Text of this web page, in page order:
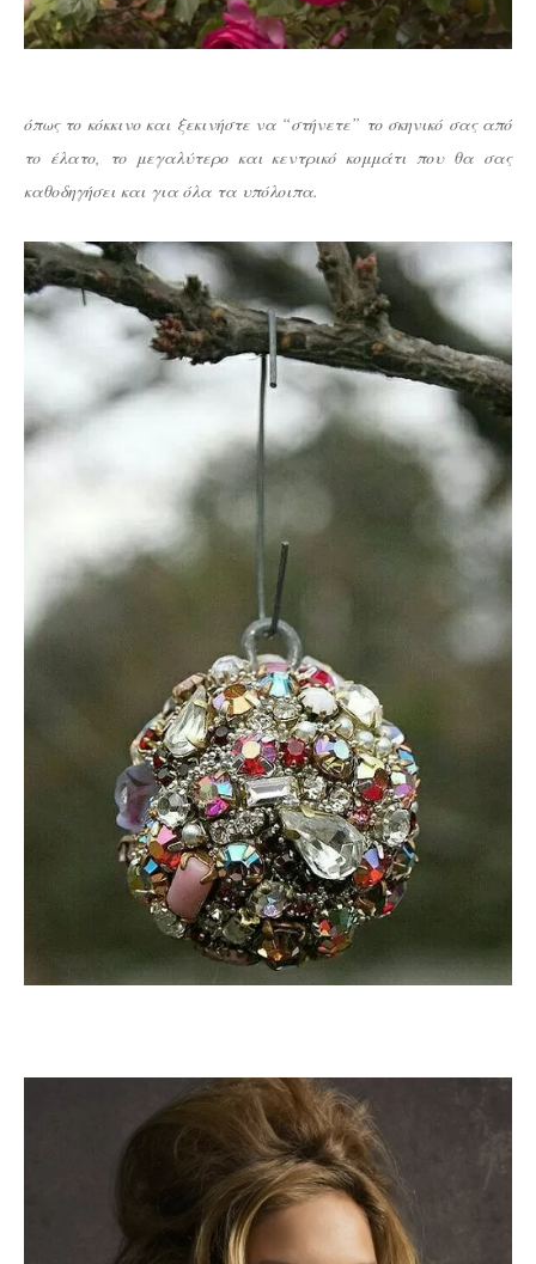
όπως το κόκκινο και ξεκινήστε να “στήνετε” το σκηνικό σας από
το έλατο, το μεγαλύτερο και κεντρικό κομμάτι που θα σας
καθοδηγήσει και για όλα τα υπόλοιπα.